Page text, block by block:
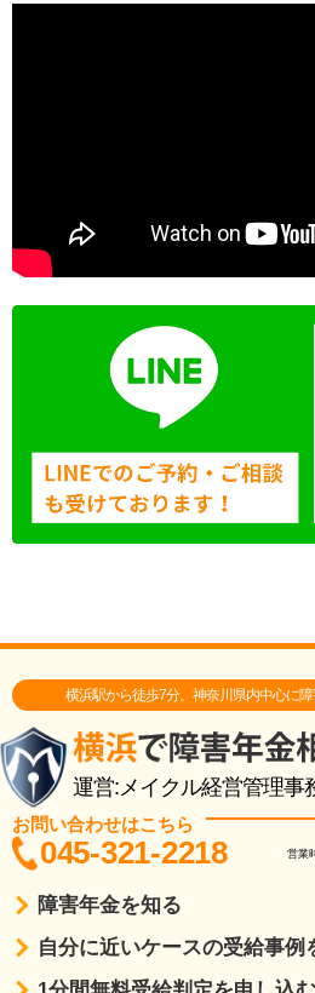
横浜駅から徒歩7分。神奈川県内中心に
運営:メイクル経営管理事
お問い合わせはこちら
045-321-2218 営業
障害年金を知る
自分に近いケースの受給事例